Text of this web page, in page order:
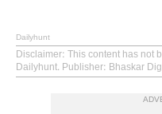
Dailyhunt
Disclaimer: This content has not
Dailyhunt. Publisher: Bhaskar